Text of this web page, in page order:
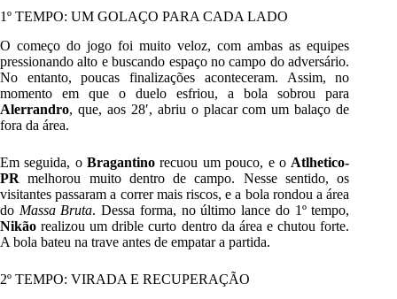
1º TEMPO: UM GOLAÇO PARA CADA LADO
O começo do jogo foi muito veloz, com ambas as equipes
pressionando alto e buscando espaço no campo do adversário.
No entanto, poucas finalizações aconteceram. Assim, no
momento em que o duelo esfriou, a bola sobrou para
Alerrandro, que, aos 28′, abriu o placar com um balaço de
fora da área.
Em seguida, oBragantino recuou um pouco, e o Atlhetico-
PR melhorou muito dentro de campo. Nesse sentido, os
visitantes passaram a correr mais riscos, e a bola rondou a área
do Massa Bruta. Dessa forma, no último lance do 1º tempo,
Nikão realizou um drible curto dentro da área e chutou forte.
A bola bateu na trave antes de empatar a partida.
2º TEMPO: VIRADA E RECUPERAÇÃO